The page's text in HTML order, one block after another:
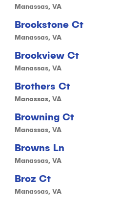
Manassas, VA
Brookstone Ct
Manassas, VA
Brookview Ct
Manassas, VA
Brothers Ct
Manassas, VA
Browning Ct
Manassas, VA
Browns Ln
Manassas, VA
Broz Ct
Manassas, VA